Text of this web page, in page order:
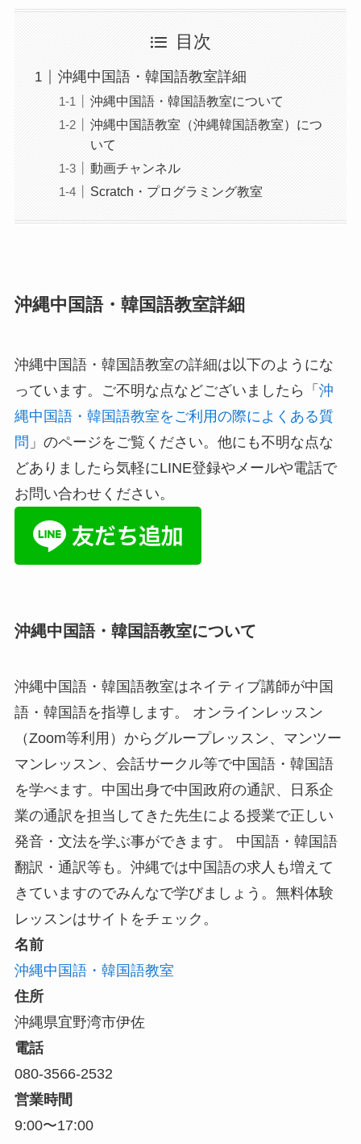
目次
沖縄中国語・韓国語教室詳細
沖縄中国語・韓国語教室について
沖縄中国語教室（沖縄韓国語教室）につ
いて
動画チャンネル
Scratch・プログラミング教室
沖縄中国語・韓国語教室詳細
沖縄中国語・韓国語教室の詳細は以下のようにな
っています。ご不明な点などございましたら「 沖
縄中国語・韓国語教室をご利用の際によくある質
問 」のページをご覧ください。他にも不明な点な
どありましたら気軽にLINE登録やメールや電話で
お問い合わせください。
沖縄中国語・韓国語教室について
沖縄中国語・韓国語教室はネイティブ講師が中国
語・韓国語を指導します。 オンラインレッスン
（Zoom等利用）からグループレッスン、マンツー
マンレッスン、会話サークル等で中国語・韓国語
を学べます。中国出身で中国政府の通訳、日系企
業の通訳を担当してきた先生による授業で正しい
発音・文法を学ぶ事ができます。 中国語・韓国語
翻訳・通訳等も。沖縄では中国語の求人も増えて
きていますのでみんなで学びましょう。無料体験
レッスンはサイトをチェック。
名前
沖縄中国語・韓国語教室
住所
沖縄県宜野湾市伊佐
電話
080-3566-2532
営業時間
9:00〜17:00